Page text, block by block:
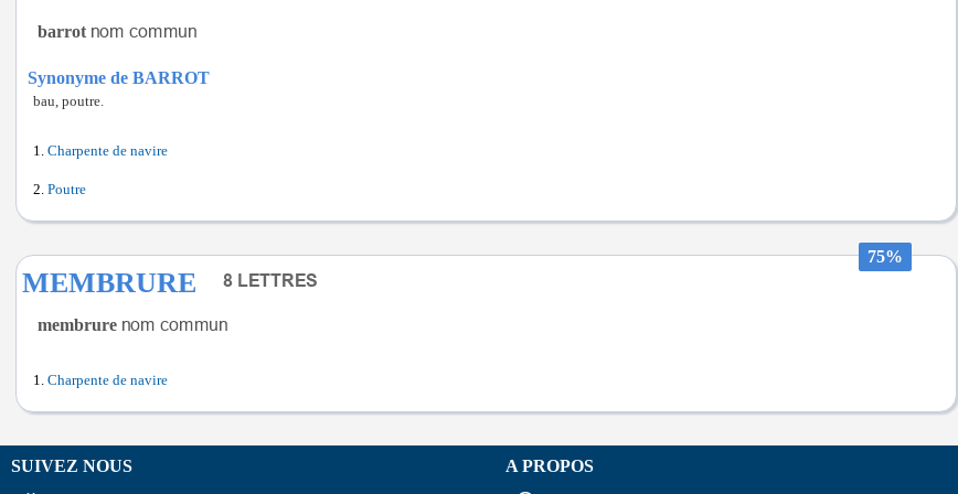
barrot
Synonyme de BARROT
bau, poutre.
Charpente de navire
Poutre
75%
MEMBRURE
membrure
Charpente de navire
SUIVEZ NOUS
A PROPOS